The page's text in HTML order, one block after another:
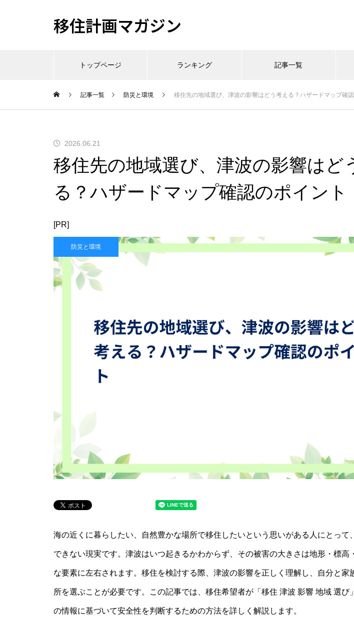
移住計画マガジン
トップページ ランキング 記事一覧
記事一覧 防災と環境 移住先の地域選び、津波の影響はどう考える？ハザードマップ確
2026.06.21
移住先の地域選び、津波の影響はど
る？ハザードマップ確認のポイント
[PR]
防災と環境
海の近くに暮らしたい、自然豊かな場所で移住したいという思いがある人にとって
できない現実です。津波はいつ起きるかわからず、その被害の大きさは地形・標高
な要素に左右されます。移住を検討する際、津波の影響を正しく理解し、自分と家
所を選ぶことが必要です。この記事では、移住希望者が「移住 津波 影響 地域 選び
の情報に基づいて安全性を判断するための方法を詳しく解説します。